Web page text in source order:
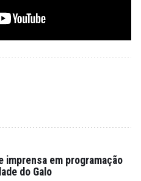
em programação
do Galo